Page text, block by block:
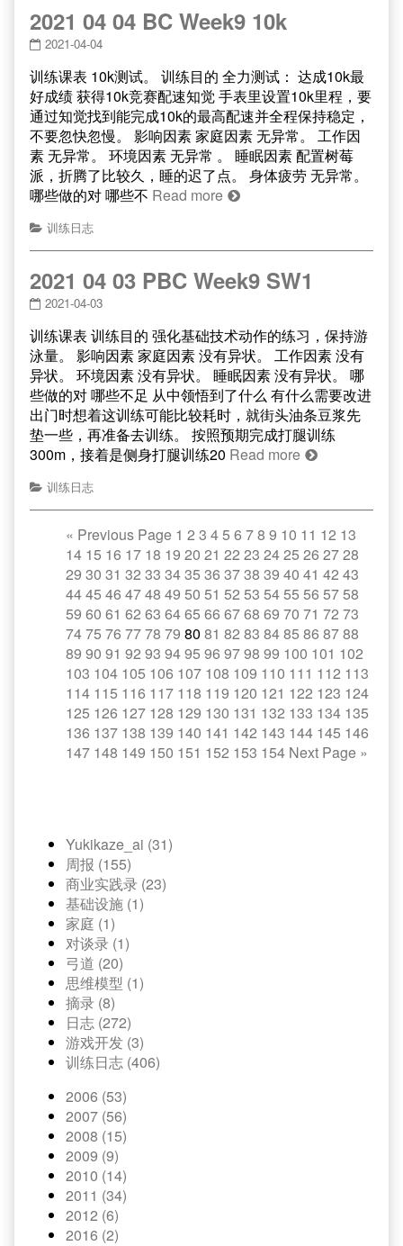
2021 04 04 BC Week9 10k
2021-04-04
训练课表 10k测试。 训练目的 全力测试： 达成10k最
好成绩 获得10k竞赛配速知觉 手表里设置10k里程，要
通过知觉找到能完成10k的最高配速并全程保持稳定，
不要忽快忽慢。 影响因素 家庭因素 无异常。 工作因
素 无异常。 环境因素 无异常 。 睡眠因素 配置树莓
派，折腾了比较久，睡的迟了点。 身体疲劳 无异常。
哪些做的对 哪些不 Read more
训练日志
2021 04 03 PBC Week9 SW1
2021-04-03
训练课表 训练目的 强化基础技术动作的练习，保持游
泳量。 影响因素 家庭因素 没有异状。 工作因素 没有
异状。 环境因素 没有异状。 睡眠因素 没有异状。 哪
些做的对 哪些不足 从中领悟到了什么 有什么需要改进
出门时想着这训练可能比较耗时，就街头油条豆浆先
垫一些，再准备去训练。 按照预期完成打腿训练
300m，接着是侧身打腿训练20 Read more
训练日志
« Previous Page 1 2 3 45 6 78 9 10 11 12 13
14 15 16 17 18 19 20 21 22 23 2425 26 2728
29 30 31 32 33 3435 36 3738 39 40 41 42 43
4445 46 4748 49 50 51 52 53 5455 56 5758
59 60 61 62 63 6465 66 6768 69 70 71 72 73
7475 76 7778 79 80 81 82 83 8485 86 8788
89 90 91 92 93 9495 96 9798 99 100 101 102
103 104 105 106 107 108 109 110 111 112 113
114 115 116 117 118 119 120 121 122 123 124
125 126 127 128 129 130 131 132 133 134 135
136 137 138 139 140 141 142 143 144 145 146
147 148 149 150 151 152 153 154 Next Page »
Yukikaze_ai (31)
周报 (155)
商业实践录 (23)
基础设施 (1)
家庭 (1)
对谈录 (1)
弓道 (20)
思维模型 (1)
摘录 (8)
日志 (272)
游戏开发 (3)
训练日志 (406)
2006 (53)
2007 (56)
2008 (15)
2009 (9)
2010 (14)
2011 (34)
2012 (6)
2016 (2)